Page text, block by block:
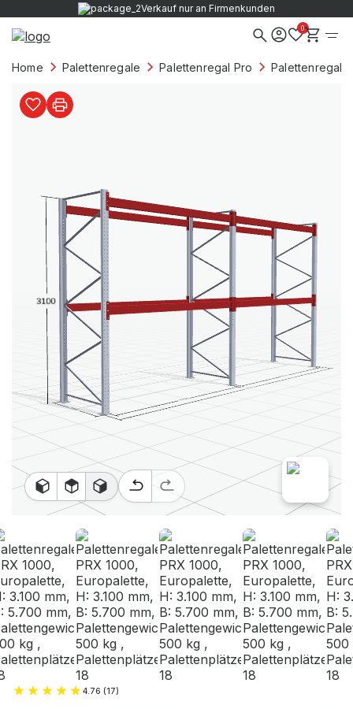
Verkauf nur an Firmenkunden
0
Home Palettenregale Palettenregal Pro Palettenregale
4.76 (17)